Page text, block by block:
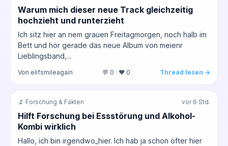
Warum mich dieser neue Track gleichzeitig
hochzieht und runterzieht
Ich sitz hier an nem grauen Freitagmorgen, noch halb im
Bett und hör gerade das neue Album von meienr
Lieblingsband,...
Von elifsmileagain 💬 0 · ❤️ 0 Thread lesen →
🔬 Forschung & Fakten vor 6 Std.
Hilft Forschung bei Essstörung und Alkohol-
Kombi wirklich
Hallo, ich bin irgendwo_hier. Ich hab ja schon öfter hier